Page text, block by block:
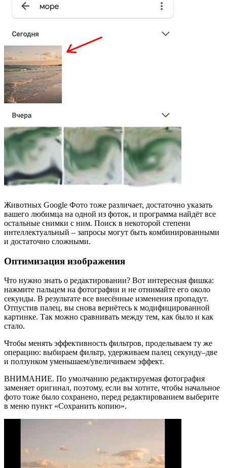
Животных Google Фото тоже различает, достаточно указать
вашего любимца на одной из фоток, и программа найдёт все
остальные снимки с ним. Поиск в некоторой степени
интеллектуальный – запросы могут быть комбинированными
и достаточно сложными.
Оптимизация изображения
Что нужно знать о редактировании? Вот интересная фишка:
нажмите пальцем на фотографии и не отнимайте его около
секунды. В результате все внесённые изменения пропадут.
Отпустив палец, вы снова вернётесь к модифицированной
картинке. Так можно сравнивать между тем, как было и как
стало.
Чтобы менять эффективность фильтров, проделываем ту же
операцию: выбираем фильтр, удерживаем палец секунду–две
и ползунком уменьшаем/увеличиваем эффект.
ВНИМАНИЕ. По умолчанию редактируемая фотография
заменяет оригинал, поэтому, если вы хотите, чтобы начальное
фото тоже было сохранено, перед редактированием выберите
в меню пункт «Сохранить копию».